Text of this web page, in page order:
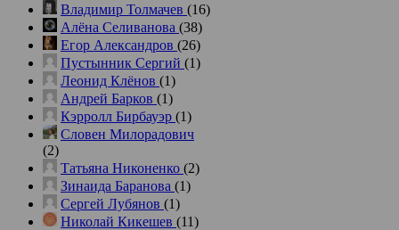
Владимир Толмачев (16)
Алёна Селиванова (38)
Егор Александров (26)
Пустынник Сергий (1)
Леонид Клёнов (1)
Андрей Барков (1)
Кэрролл Бирбауэр (1)
Словен Милорадович
(2)
Татьяна Никоненко (2)
Зинаида Баранова (1)
Сергей Лубянов (1)
Николай Кикешев (11)